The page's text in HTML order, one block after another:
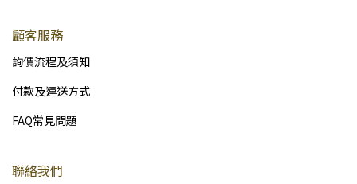
顧客服務
詢價流程及須知
付款及運送方式
FAQ常見問題
聯絡我們